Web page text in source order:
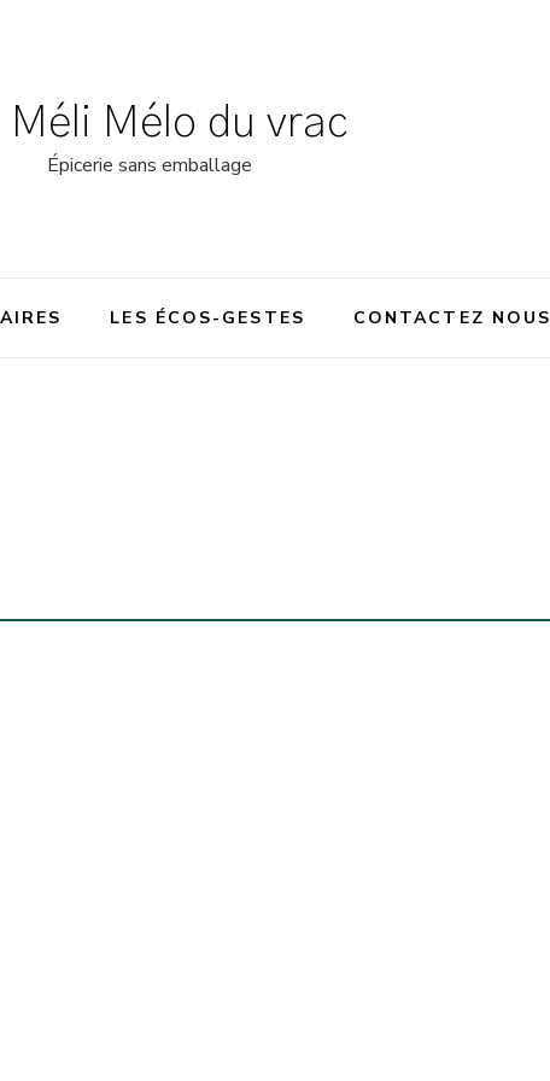
Méli Mélo du vrac
Épicerie sans emballage
LES ÉCOS-GESTES CONTACTEZ NOUS